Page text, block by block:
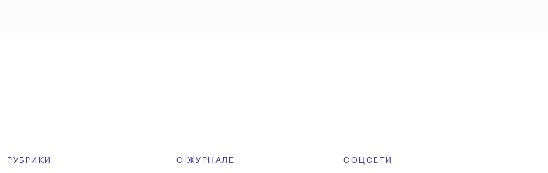
РУБРИКИ О ЖУРНАЛЕ СОЦСЕТИ